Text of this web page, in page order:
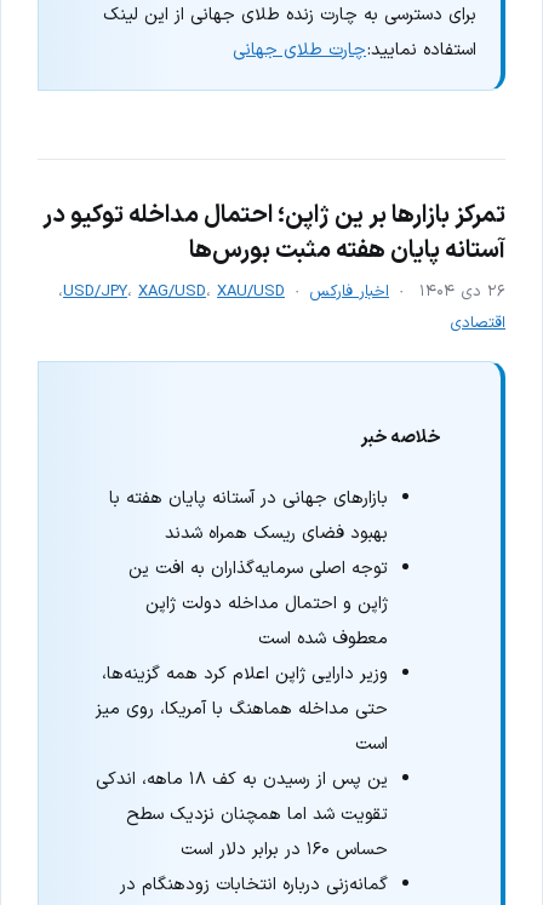
برای دسترسی به چارت زنده طلای جهانی از این لینک
استفاده نمایید:چارت طلای جهانی
تمرکز بازارها بر ین ژاپن؛ احتمال مداخله توکیو در
آستانه پایان هفته مثبت بورس‌ها
۲۶ دی ۱۴۰۴ اخبار فارکس USD/JPY، XAG/USD، XAU/USD
،
اقتصادی
خلاصه خبر
بازارهای جهانی در آستانه پایان هفته با
بهبود فضای ریسک همراه شدند
توجه اصلی سرمایه‌گذاران به افت ین
ژاپن و احتمال مداخله دولت ژاپن
معطوف شده است
وزیر دارایی ژاپن اعلام کرد همه گزینه‌ها،
حتی مداخله هماهنگ با آمریکا، روی میز
است
ین پس از رسیدن به کف ۱۸ ماهه، اندکی
تقویت شد اما همچنان نزدیک سطح
حساس ۱۶۰ در برابر دلار است
گمانه‌زنی درباره انتخابات زودهنگام در